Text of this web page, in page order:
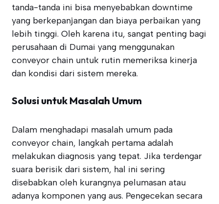
tanda-tanda ini bisa menyebabkan downtime
yang berkepanjangan dan biaya perbaikan yang
lebih tinggi. Oleh karena itu, sangat penting bagi
perusahaan di Dumai yang menggunakan
conveyor chain untuk rutin memeriksa kinerja
dan kondisi dari sistem mereka.
Solusi untuk Masalah Umum
Dalam menghadapi masalah umum pada
conveyor chain, langkah pertama adalah
melakukan diagnosis yang tepat. Jika terdengar
suara berisik dari sistem, hal ini sering
disebabkan oleh kurangnya pelumasan atau
adanya komponen yang aus. Pengecekan secara